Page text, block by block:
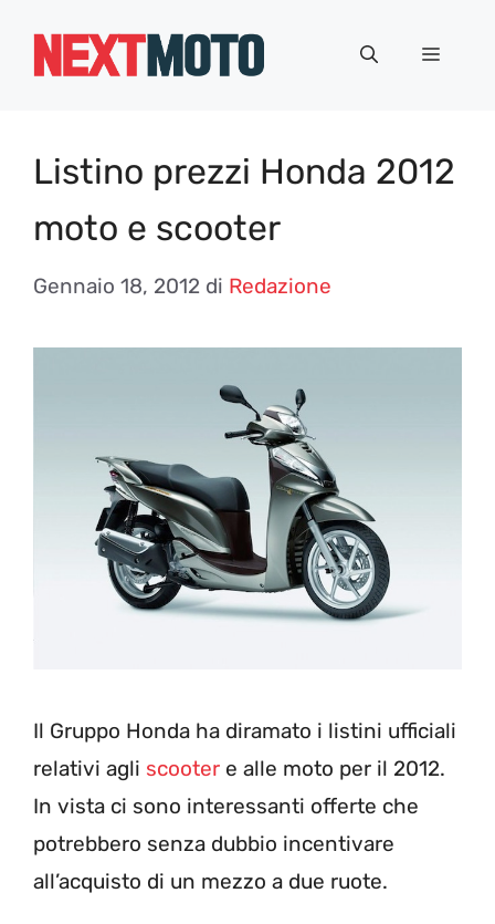
Menu
Listino prezzi Honda 2012
moto e scooter
Gennaio 18, 2012 di Redazione
Il Gruppo Honda ha diramato i listini ufficiali
relativi agli scooter e alle moto per il 2012.
In vista ci sono interessanti offerte che
potrebbero senza dubbio incentivare
all’acquisto di un mezzo a due ruote.